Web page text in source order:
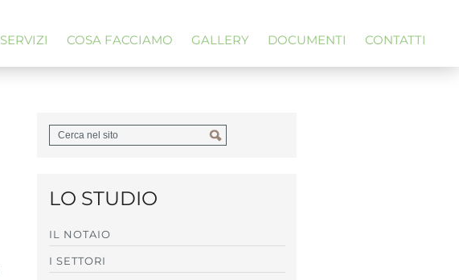
SERVIZI COSA FACCIAMO GALLERY DOCUMENTI CONTATTI
LO STUDIO
IL NOTAIO
I SETTORI